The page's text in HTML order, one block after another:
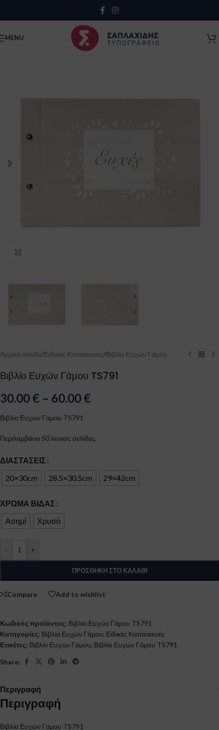
MENU
Αρχική σελίδα/Ειδικές Κατασκευές/Βιβλία Ευχών Γάμου
Βιβλίο Ευχών Γάμου TS791
30.00 € – 60.00 €
Βιβλίο Ευχών Γάμου TS791
Περιλαμβάνει 50 λευκές σελίδες.
ΔΙΑΣΤΆΣΕΙΣ
20×30cm
28.5×30.5cm 29×42cm
ΧΡΏΜΑ ΒΊΔΑΣ
Ασημί
Χρυσό
- +
ΠΡΟΣΘΉΚΗ ΣΤΟ ΚΑΛΆΘΙ
Compare Add to wishlist
Κωδικός προϊόντος: Βιβλίο Ευχών Γάμου TS791
Κατηγορίες: Βιβλία Ευχών Γάμου, Ειδικές Κατασκευές
Ετικέτες: Βιβλίο Ευχών Γάμου, Βιβλίο Ευχών Γάμου TS791
Share:
Περιγραφή
Περιγραφή
Βιβλίο Ευχών Γάμου TS791